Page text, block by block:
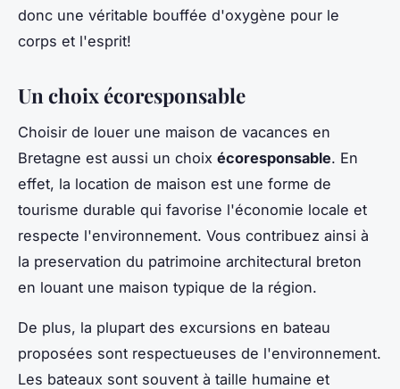
donc une véritable bouffée d'oxygène pour le
corps et l'esprit!
Un choix écoresponsable
Choisir de louer une maison de vacances en
Bretagne est aussi un choix écoresponsable. En
effet, la location de maison est une forme de
tourisme durable qui favorise l'économie locale et
respecte l'environnement. Vous contribuez ainsi à
la preservation du patrimoine architectural breton
en louant une maison typique de la région.
De plus, la plupart des excursions en bateau
proposées sont respectueuses de l'environnement.
Les bateaux sont souvent à taille humaine et